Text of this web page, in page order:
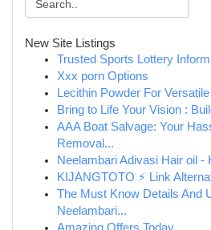
New Site Listings
Trusted Sports Lottery
Xxx porn Options
Lecithin Powder For
Bring to Life Your Vision :
AAA Boat Salvage: Your
Removal...
Neelambari Adivasi Hair oil -
KIJANGTOTO ⚡ Link
The Must Know Details And
Neelambari...